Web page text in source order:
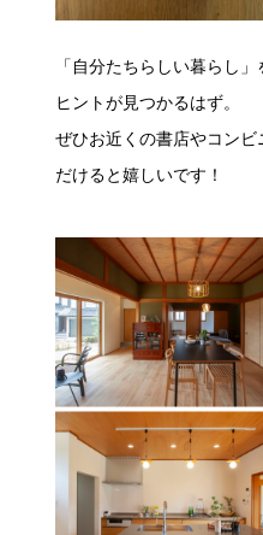
「自分たちらしい暮らし
ヒントが見つかるはず。
ぜひお近くの書店やコン
だけると嬉しいです！